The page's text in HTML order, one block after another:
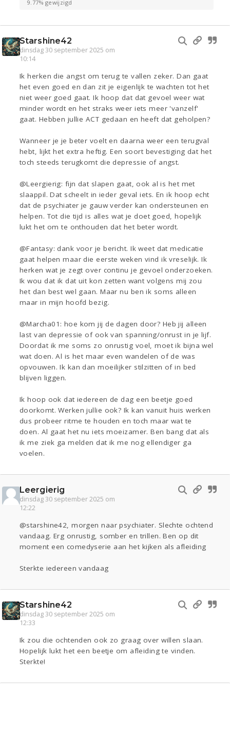
9.77% gewijzigd
Starshine42
dinsdag 30 september 2025 om
10:14
Ik herken die angst om terug te vallen zeker. Dan gaat
het even goed en dan zit je eigenlijk te wachten tot het
niet weer goed gaat. Ik hoop dat dat gevoel weer wat
minder wordt en het straks weer iets meer 'vanzelf'
gaat. Hebben jullie ACT gedaan en heeft dat geholpen?
Wanneer je je beter voelt en daarna weer een terugval
hebt, lijkt het extra heftig. Een soort bevestiging dat het
toch steeds terugkomt die depressie of angst.
@Leergierig: fijn dat slapen gaat, ook al is het met
slaappil. Dat scheelt in ieder geval iets. En ik hoop echt
dat de psychiater je gauw verder kan ondersteunen en
helpen. Tot die tijd is alles wat je doet goed, hopelijk
lukt het om te onthouden dat het beter wordt.
@Fantasy: dank voor je bericht. Ik weet dat medicatie
gaat helpen maar die eerste weken vind ik vreselijk. Ik
herken wat je zegt over continu je gevoel onderzoeken.
Ik wou dat ik dat uit kon zetten want volgens mij zou
het dan best wel gaan. Maar nu ben ik soms alleen
maar in mijn hoofd bezig.
@Marcha01: hoe kom jij de dagen door? Heb jij alleen
last van depressie of ook van spanning/onrust in je lijf.
Doordat ik me soms zo onrustig voel, moet ik bijna wel
wat doen. Al is het maar even wandelen of de was
opvouwen. Ik kan dan moeilijker stilzitten of in bed
blijven liggen.
Ik hoop ook dat iedereen de dag een beetje goed
doorkomt. Werken jullie ook? Ik kan vanuit huis werken
dus probeer ritme te houden en toch maar wat te
doen. Al gaat het nu iets moeizamer. Ben bang dat als
ik me ziek ga melden dat ik me nog ellendiger ga
voelen.
Leergierig
dinsdag 30 september 2025 om
12:22
@starshine42, morgen naar psychiater. Slechte ochtend
vandaag. Erg onrustig, somber en trillen. Ben op dit
moment een comedyserie aan het kijken als afleiding
Sterkte iedereen vandaag
Starshine42
dinsdag 30 september 2025 om
12:33
Ik zou die ochtenden ook zo graag over willen slaan.
Hopelijk lukt het een beetje om afleiding te vinden.
Sterkte!